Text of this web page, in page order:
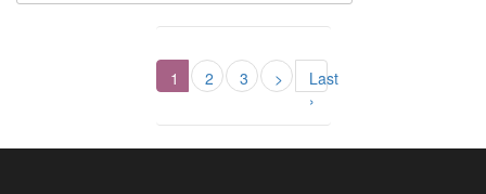
1 2 3 >
Last
›